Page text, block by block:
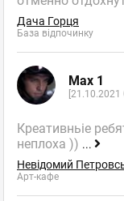
Дача Горця
База відпочинку
Max 1
[21.10.2021
Креативньіе
неплоха )) ...
Невідомий
Арт-кафе